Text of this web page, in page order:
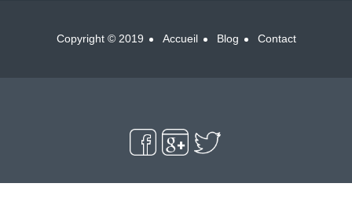
Copyright © 2019 Accueil Blog Contact